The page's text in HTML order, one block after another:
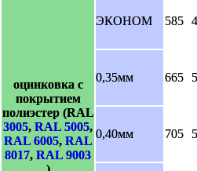
оцинковка с
покрытием
полиэстер (RAL
3005, RAL 5005,
RAL 6005, RAL
8017, RAL 9003
ЭКОНОМ 585
0,35мм 665
0,40мм 705